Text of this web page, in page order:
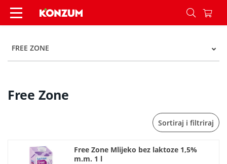
Free Zone - Kategorije - Konzum
FREE ZONE
Free Zone
Sortiraj i filtriraj
Free Zone Mlijeko bez laktoze 1,5%
m.m. 1 l